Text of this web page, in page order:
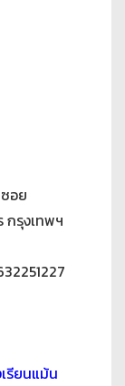
อย
กรุงเทพฯ
รียนแม้น